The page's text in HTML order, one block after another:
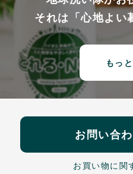
それは「心地よい
もっ
お問い合
お買い物に関